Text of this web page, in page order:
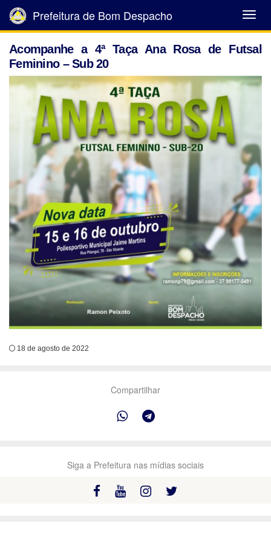
Abrir
Menu
Prefeitura de Bom Despacho
Acompanhe a 4ª Taça Ana Rosa de Futsal
Feminino – Sub 20
18 de agosto de 2022
Compartilhar
Siga a Prefeitura nas mídias sociais